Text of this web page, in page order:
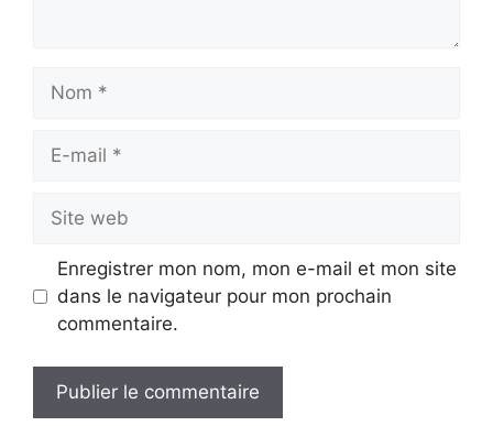
Nom
Site
web
Enregistrer mon nom, mon e-mail et mon site
dans le navigateur pour mon prochain
commentaire.